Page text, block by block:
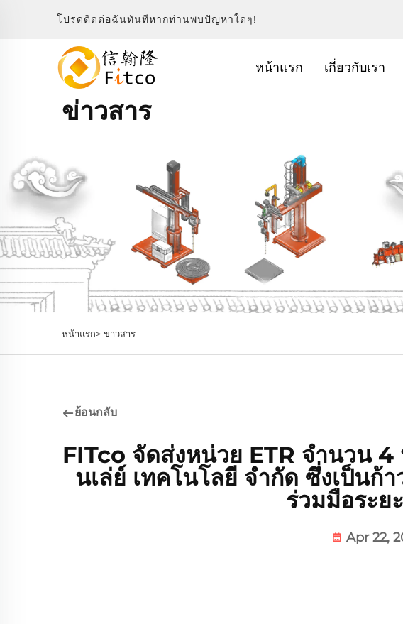
โปรดติดต่อฉันทันทีหากท่านพบปัญหาใดๆ!
หน้าแรก เกี่ยวกับเรา
ข่าวสาร
หน้าแรก> ข่าวสาร
ย้อนกลับ
FITco จัดส่งหน่วย ETR จำนวน
นเล่ย์ เทคโนโลยี จำกัด ซึ่งเป็น
ร่วมมือระย
Apr 22,